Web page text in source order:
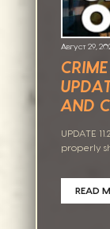
Август 29,
AND
UPDATE
properly
READ